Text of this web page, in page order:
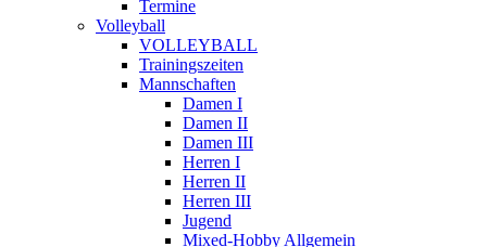
Termine
Volleyball
VOLLEYBALL
Trainingszeiten
Mannschaften
Damen I
Damen II
Damen III
Herren I
Herren II
Herren III
Jugend
Mixed-Hobby Allgemein